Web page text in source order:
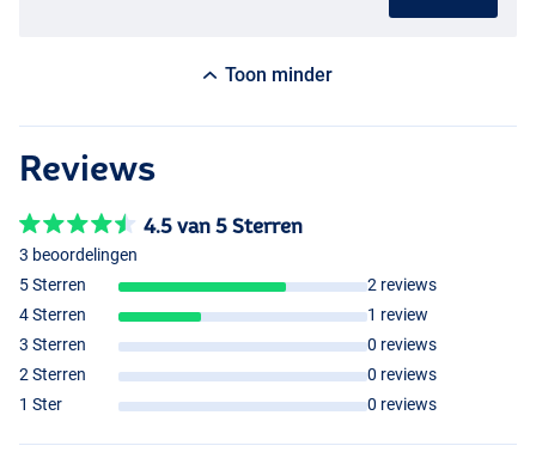
Toon minder
Reviews
4.5 van 5 Sterren
3 beoordelingen
5 Sterren
2 reviews
4 Sterren
1 review
3 Sterren
0 reviews
2 Sterren
0 reviews
1 Ster
0 reviews